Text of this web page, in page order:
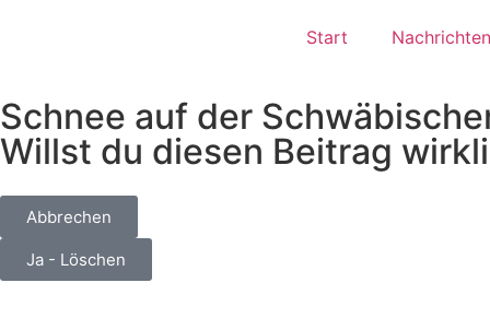
Start Nachrichten
Schnee auf der
Willst du diesen Beitrag
Abbrechen
Ja - Löschen